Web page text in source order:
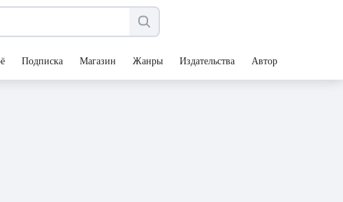
Подписка Магазин Жанры Издательства Авторы